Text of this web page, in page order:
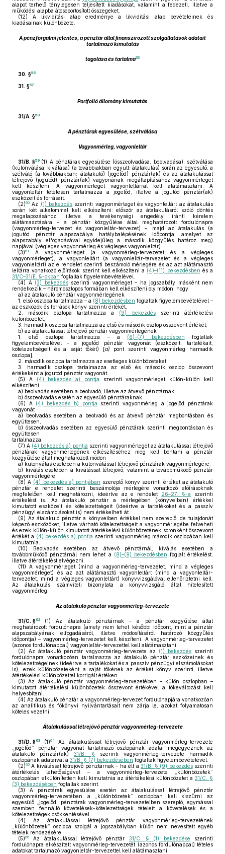
alapot terhelő ténylegesen teljesített kiadásokat, valamint a fedezeti, illetve a
működési alapba átcsoportosított összegeket.
(12) A likviditási alap eredménye a likviditási alap bevételeinek és
kiadásainak különbözete.
A pénzforgalmi jelentés, a pénztár által finanszírozott szolgáltatások adatait
tartalmazó kimutatás
tagolása és tartalma55
30. §56
31. §57
Portfolió állomány kimutatás
31/A. §58
A pénztárak egyesülése, szétválása
Vagyonmérleg, vagyonleltár
31/B. §59 (1) A pénztárak egyesülése (összeolvadása, beolvadása), szétválása
(különválása, kiválása) (a továbbiakban együtt: átalakulás) során az egyesülő, a
szétváló (a továbbiakban: átalakuló) (jogelőd) pénztár(ak) és az átalakulással
létrejövő (jogutód) pénztár(ak) vagyonának megállapításához vagyonmérleget
kell készíteni. A vagyonmérleget vagyonleltárral kell alátámasztani. A
vagyonleltár tételesen tartalmazza a jogelőd, illetve a jogutód pénztár(ak)
eszközeit és forrásait.
(2)60 Az (1) bekezdés szerinti vagyonmérleget és vagyonleltárt az átalakulás
során két alkalommal kell elkészíteni: először az átalakulásról szóló döntés
megalapozásához, illetve a tevékenységi engedély iránti kérelem
alátámasztására – a pénztár közgyűlése által meghatározott fordulónapra
(vagyonmérleg-tervezet és vagyonleltár-tervezet) –, majd az átalakulás (a
jogutód pénztár alapszabálya hatálybalépésének időpontja, amelyet az
alapszabály elfogadásával egyidejűleg a második közgyűlés határoz meg)
napjával (végleges vagyonmérleg és végleges vagyonleltár).
(3)61
A vagyonmérleget (a vagyonmérleg-tervezetet és a végleges
vagyonmérleget), a vagyonleltárt (a vagyonleltár-tervezetet és a végleges
vagyonleltárt) az e rendelet szerinti beszámoló mérlegére és az azt alátámasztó
leltárra vonatkozó előírások szerint kell elkészíteni a (4)–(11) bekezdésben és a
31/C–31/E. §-okban foglaltak figyelembevételével.
(4) A (3) bekezdésszerinti vagyonmérleget – ha jogszabály másként nem
rendelkezik – háromoszlopos formában kell elkészíteni oly módon, hogy
a) az átalakuló pénztár vagyonmérlegének
1. első oszlopa tartalmazza – a (8) bekezdésben foglaltak figyelembevételével –
az eszközök és források könyv szerinti értékét,
2. második oszlopa tartalmazza a (9) bekezdésszerinti átértékelési
különbözetet,
3. harmadik oszlopa tartalmazza az első és második oszlop összevont értékét;
b) az átalakulással létrejövő pénztár vagyonmérlegének
1. első oszlopa tartalmazza – a (6)–(7) bekezdésben foglaltak
figyelembevételével – a jogelőd pénztár vagyonát (eszközeit, tartalékait,
kötelezettségeit és a saját tőkét) [a) pont szerinti vagyonmérleg harmadik
oszlopa],
2. második oszlopa tartalmazza az esetleges különbözeteket,
3. harmadik oszlopa tartalmazza az első és második oszlop összevont
értékeként a jogutód pénztár vagyonát.
(5) A (4) bekezdés a) pontja szerinti vagyonmérleget külön-külön kell
elkészíteni:
a) beolvadás esetében a beolvadó, illetve az átvevő pénztárnak,
b) összeolvadás esetén az egyesülő pénztáraknak.
(6) A (4) bekezdés b) pontja szerinti vagyonmérleg a jogelőd pénztárak
vagyonát
a) beolvadás esetében a beolvadó és az átvevő pénztár megbontásban és
együttesen,
b) összeolvadás esetében az egyesülő pénztárak szerinti megbontásban és
együttesen
tartalmazza.
(7) A (4) bekezdés a) pontja szerinti vagyonmérleget az átalakulással létrejövő
pénztárak vagyonmérlegének elkészítéséhez meg kell bontani a pénztár
közgyűlése által meghatározott módon
a) különválás esetében a különválással létrejövő pénztárak vagyonmérlegére,
b) kiválás esetében a kiválással létrejövő, valamint a továbbműködő pénztár
vagyonmérlegére.
(8) A (4) bekezdés a) pontjában szereplő könyv szerinti értéket az átalakuló
pénztár e rendelet szerinti beszámolója mérlegére vonatkozó előírásoknak
megfelelően kell meghatározni, ideértve az e rendelet 26–27. §-a szerinti
értékelést is. Az átalakuló pénztár a mérlegében (könyveiben) értékkel
kimutatott eszközeit és kötelezettségeit (ideértve a tartalékokat és a passzív
pénzügyi elszámolásokat is) nem értékelheti át.
(9) Az átalakuló pénztár a könyveiben értékkel nem szereplő, de tulajdonát
képező eszközöket, illetve várható kötelezettségeit a vagyonmérlegébe felveheti
és ezek külön-külön kimutatott átértékelési különbözetének soronként összevont
értékét a (4) bekezdés a) pontja szerinti vagyonmérleg második oszlopában kell
kimutatnia.
(10) Beolvadás esetében az átvevő pénztárnál, kiválás esetében a
továbbműködő pénztárnál nem lehet a (8)–(9) bekezdésben foglalt értékelést,
illetve átértékelést elvégezni.
(11) A vagyonmérleget (mind a vagyonmérleg-tervezetet, mind a végleges
vagyonmérleget) és az azt alátámasztó vagyonleltárt (mind a vagyonleltár-
tervezetet, mind a végleges vagyonleltárt) könyvvizsgálóval ellenőriztetni kell.
Az átalakulás számviteli bizonylata a könyvvizsgáló által hitelesített
vagyonmérleg.
Az átalakuló pénztár vagyonmérleg-tervezete
31/C. §62 (1)
Az átalakuló pénztárnak – a pénztár közgyűlése által
meghatározott fordulónapra (amely nem lehet későbbi időpont, mint a pénztár
alapszabályának elfogadásáról, illetve módosításáról határozó közgyűlés
időpontja) – vagyonmérleg-tervezetet kell készíteni. A vagyonmérleg-tervezetet
(azonos fordulónappal) vagyonleltár-tervezettel kell alátámasztani.
(2) Az átalakuló pénztár vagyonmérleg-tervezete az (1) bekezdés szerinti
fordulónapra vonatkozóan tartalmazza az átalakuló pénztár eszközeinek és
kötelezettségeinek (ideértve a tartalékokat és a passzív pénzügyi elszámolásokat
is), ezek különbözeteként a saját tőkének az értékét könyv szerinti, illetve
átértékelési különbözettel korrigált értéken.
(3) Az átalakuló pénztár vagyonmérleg-tervezetében – külön oszlopban –
kimutatott átértékelési különbözetek összevont értékével a tőkeváltozást kell
helyesbíteni.
(4) Az átalakuló pénztár a vagyonmérleg-tervezet fordulónapjára vonatkozóan
az analitikus és főkönyvi nyilvántartásait nem zárja le, azokat folyamatosan
köteles vezetni.
Átalakulással létrejövő pénztár vagyonmérleg-tervezete
31/D. §63 (1)64Az átalakulással létrejövő pénztár vagyonmérleg-tervezete
„jogelőd” pénztár vagyonát tartalmazó oszlopának adatai megegyeznek az
átalakuló pénztár(ak)31/B. § szerinti vagyonmérleg-tervezete harmadik
oszlopának adataival a 31/B. § (7) bekezdésében foglaltak figyelembevételével.
(2)65 A kiválással létrejövő pénztárnak – ha élt a31/B. § (9) bekezdésszerinti
átértékelés lehetőségével – a vagyonmérleg-tervezete „különbözetek”
oszlopában elkülönítetten kell kimutatnia az átértékelési különbözetet a 31/C. §
(3) bekezdésében foglaltak szerint.
(3) A pénztárak egyesülése esetén az átalakulással létrejövő pénztár
vagyonmérleg-tervezetében a „különbözetek” oszlopban kell kiszűrni az
egyesülő „jogelőd” pénztárak vagyonmérleg-tervezeteiben szereplő, egymással
szemben fennálló követelések-kötelezettségek tételeit a követelések és a
kötelezettségek csökkentésével.
(4) Az átalakulással létrejövő pénztár vagyonmérleg-tervezetének
„különbözetek” oszlopa szolgál a jogszabályban külön nem nevesített egyéb
tételek rendezésére.
(5)66 Az átalakulással létrejövő pénztár 31/C. § (1) bekezdése szerinti
fordulónapra elkészített vagyonmérleg-tervezetét (azonos fordulónappal) tételes
adatokat tartalmazó vagyonleltár-tervezettel kell alátámasztani.